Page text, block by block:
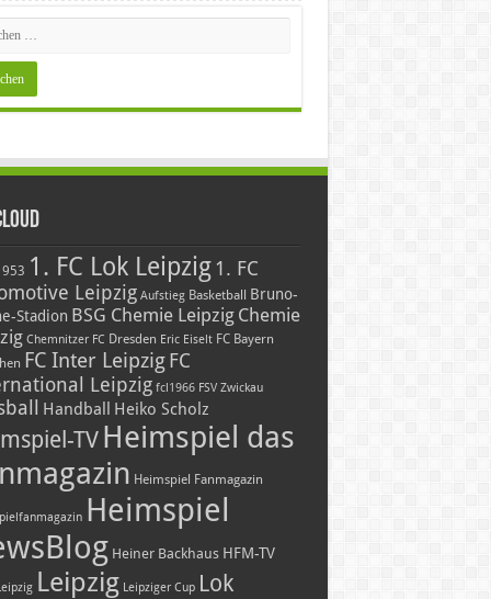
1. FC Lok Leipzig 1. FC
Leipzig Aufstieg Basketball
Bruno-
Stadion BSG Chemie Leipzig Chemie
Chemnitzer FC Dresden Eric Eiselt FC Bayern
FC Inter Leipzig FC
Leipzig fcl1966 FSV Zwickau
Handball Heiko Scholz
TV Heimspiel das
Heimspiel Fanmagazin
Heimspiel
Heiner Backhaus HFM-TV
Leipzig Leipziger Cup Lok